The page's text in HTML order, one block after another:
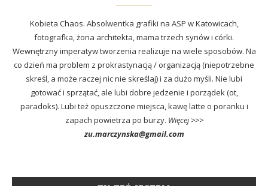
Kobieta Chaos. Absolwentka grafiki na ASP w Katowicach,
fotografka, żona architekta, mama trzech synów i córki.
Wewnętrzny imperatyw tworzenia realizuje na wiele sposobów. Na
co dzień ma problem z prokrastynacją / organizacją (niepotrzebne
skreśl, a może raczej nic nie skreślaj) i za dużo myśli. Nie lubi
gotować i sprzątać, ale lubi dobre jedzenie i porządek (ot,
paradoks). Lubi też opuszczone miejsca, kawę latte o poranku i
zapach powietrza po burzy. Więcej >>>
zu.marczynska@gmail.com